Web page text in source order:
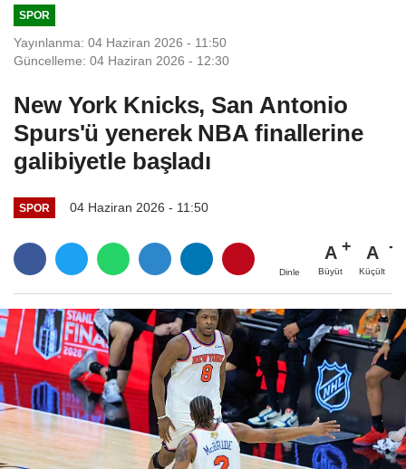
SPOR
Yayınlanma: 04 Haziran 2026 - 11:50
Güncelleme: 04 Haziran 2026 - 12:30
New York Knicks, San Antonio
Spurs'ü yenerek NBA finallerine
galibiyetle başladı
SPOR 04 Haziran 2026 - 11:50
Dinle
A
Büyüt
A
Küçült